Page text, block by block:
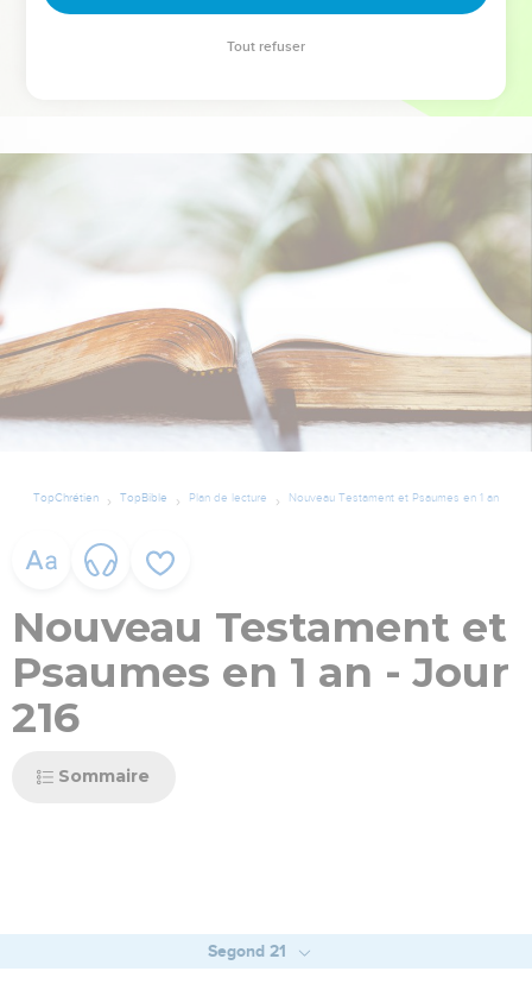
TopChrétien TopBible Plan de lecture Nouveau Testament et Psaumes en 1 an
Nouveau Testament et
Psaumes en 1 an - Jour
216
Sommaire
Segond 21
Tout refuser